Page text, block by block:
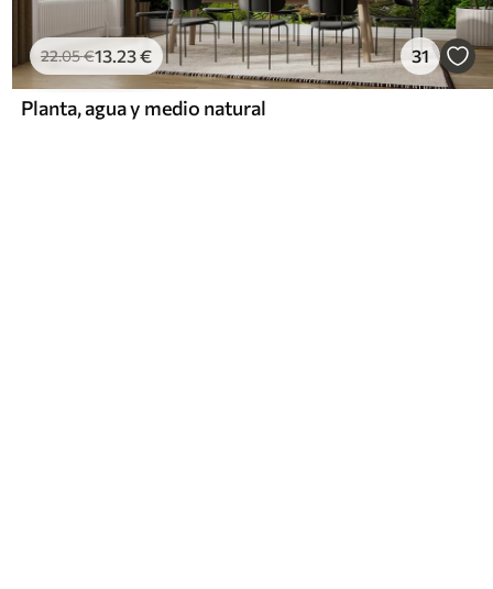
22.05€13.23€ 31
Planta, agua y medio natural